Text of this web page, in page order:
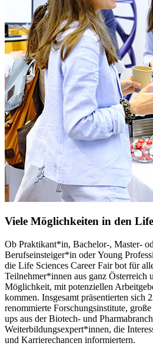
Viele Möglichkeiten in den Life
Ob Praktikant*in, Bachelor-, Master-
Berufseinsteiger*in oder Young
die Life Sciences Career Fair bot für
Teilnehmer*innen aus ganz Österreich
Möglichkeit, mit potenziellen
kommen. Insgesamt präsentierten sich
renommierte Forschungsinstitute,
ups aus der Biotech- und
Weiterbildungsexpert*innen, die
und Karrierechancen informiertern.